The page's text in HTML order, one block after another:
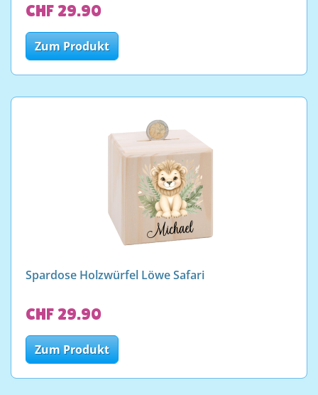
CHF 29.90
Zum Produkt
Spardose Holzwürfel Löwe Safari
CHF 29.90
Zum Produkt